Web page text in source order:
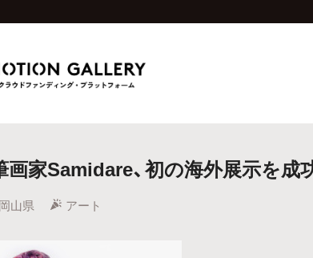
着プロジェクト 終了間近のプロジェクト
家Samidare、初の海外展示を成
岡山県 アート